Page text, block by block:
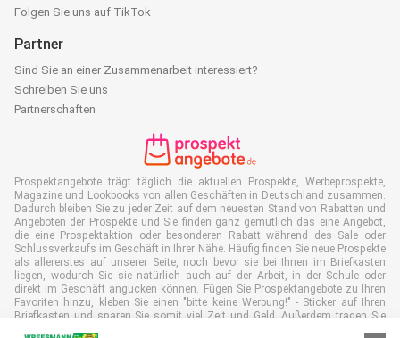
Folgen Sie uns auf TikTok
Partner
Sind Sie an einer Zusammenarbeit interessiert?
Schreiben Sie uns
Partnerschaften
Prospektangebote trägt täglich die aktuellen Prospekte, Werbeprospekte,
Magazine und Lookbooks von allen Geschäften in Deutschland zusammen.
Dadurch bleiben Sie zu jeder Zeit auf dem neuesten Stand von Rabatten und
Angeboten der Prospekte und Sie finden ganz gemütlich das eine Angebot,
die eine Prospektaktion oder besonderen Rabatt während des Sale oder
Schlussverkaufs im Geschäft in Ihrer Nähe. Häufig finden Sie neue Prospekte
als allererstes auf unserer Seite, noch bevor sie bei Ihnen im Briefkasten
liegen, wodurch Sie sie natürlich auch auf der Arbeit, in der Schule oder
direkt im Geschäft angucken können. Fügen Sie Prospektangebote zu Ihren
Favoriten hinzu, kleben Sie einen "bitte keine Werbung!" - Sticker auf Ihren
Briefkasten und sparen Sie somit viel Zeit und Geld. Außerdem tragen Sie